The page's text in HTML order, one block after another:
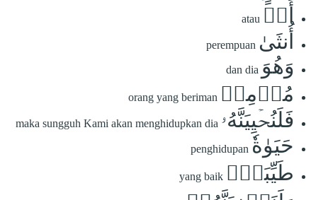
أَوۡ atau
أُنثَىٰ perempuan
وَهُوَ dan dia
مُؤۡمِنٞ orang yang beriman
فَلَنُحۡيِيَنَّهُۥ maka sungguh Kami akan menghidupkan dia
حَيَوٰةٗ penghidupan
طَيِّبَةٗۖ yang baik